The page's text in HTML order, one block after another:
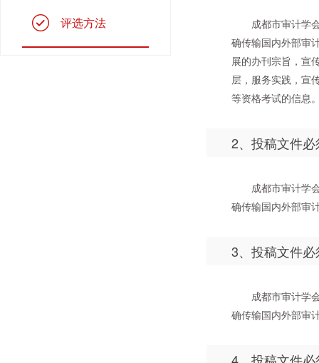
评选方法
成都市审计学
确传输国内外部审
展的办刊宗旨，宣
层，服务实践，宣
等资格考试的信息
2、投稿文件
成都市审计学
确传输国内外部审
3、投稿文件
成都市审计学
确传输国内外部审